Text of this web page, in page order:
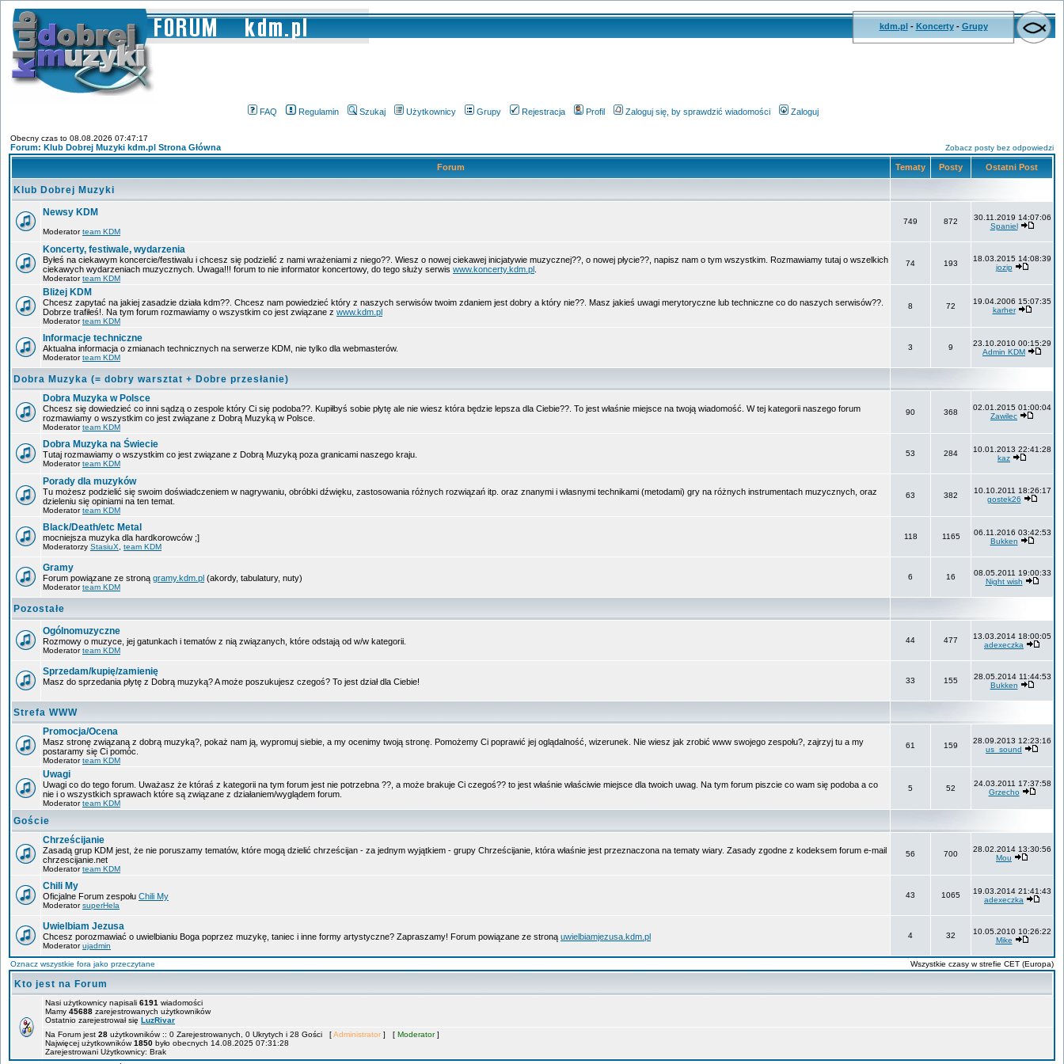
kdm.pl- Koncerty- Grupy
FAQ Regulamin Szukaj Użytkownicy Grupy Rejestracja Profil Zaloguj się, by sprawdzić wiadomości Zaloguj
Obecny czas to 08.08.2026 07:47:17
Forum: Klub Dobrej Muzyki kdm.pl Strona Główna Zobacz posty bez odpowiedzi
Forum Tematy Posty Ostatni Post
Klub Dobrej Muzyki
Newsy KDM
Moderatorteam KDM
749 872
30.11.2019 14:07:06
Spaniel
Koncerty, festiwale, wydarzenia
Byłeś na ciekawym koncercie/festiwalu i chcesz się podzielić z nami wrażeniami z niego??. Wiesz o nowej ciekawej inicjatywie muzycznej??, o nowej płycie??, napisz nam o tym wszystkim. Rozmawiamy tutaj o wszelkich
ciekawych wydarzeniach muzycznych. Uwaga!!! forum to nie informator koncertowy, do tego służy serwis www.koncerty.kdm.pl
Moderatorteam KDM
74 193
18.03.2015 14:08:39
jozip
Bliżej KDM
Chcesz zapytać na jakiej zasadzie działa kdm??. Chcesz nam powiedzieć który z naszych serwisów twoim zdaniem jest dobry a który nie??. Masz jakieś uwagi merytoryczne lub techniczne co do naszych serwisów??.
Dobrze trafiłeś!. Na tym forum rozmawiamy o wszystkim co jest związane z www.kdm.pl
Moderatorteam KDM
8 72
19.04.2006 15:07:35
karher
Informacje techniczne
Aktualna informacja o zmianach technicznych na serwerze KDM, nie tylko dla webmasterów.
Moderatorteam KDM
3 9
23.10.2010 00:15:29
Admin KDM
Dobra Muzyka (= dobry warsztat + Dobre przesłanie)
Dobra Muzyka w Polsce
Chcesz się dowiedzieć co inni sądzą o zespole który Ci się podoba??. Kupiłbyś sobie płytę ale nie wiesz która będzie lepsza dla Ciebie??. To jest właśnie miejsce na twoją wiadomość. W tej kategorii naszego forum
rozmawiamy o wszystkim co jest związane z Dobrą Muzyką w Polsce.
Moderatorteam KDM
90 368
02.01.2015 01:00:04
Zawilec
Dobra Muzyka na Świecie
Tutaj rozmawiamy o wszystkim co jest związane z Dobrą Muzyką poza granicami naszego kraju.
Moderatorteam KDM
53 284
10.01.2013 22:41:28
kaz
Porady dla muzyków
Tu możesz podzielić się swoim doświadczeniem w nagrywaniu, obróbki dźwięku, zastosowania różnych rozwiązań itp. oraz znanymi i własnymi technikami (metodami) gry na różnych instrumentach muzycznych, oraz
dzieleniu się opiniami na ten temat.
Moderatorteam KDM
63 382
10.10.2011 18:26:17
gostek26
Black/Death/etc Metal
mocniejsza muzyka dla hardkorowców ;]
Moderatorzy StasiuX team KDM
118 1165
06.11.2016 03:42:53
Bukken
Gramy
Forum powiązane ze stroną gramy.kdm.pl (akordy, tabulatury, nuty)
Moderatorteam KDM
6 16
08.05.2011 19:00:33
Night wish
Pozostałe
Ogólnomuzyczne
Rozmowy o muzyce, jej gatunkach i tematów z nią związanych, które odstają od w/w kategorii.
Moderatorteam KDM
44 477
13.03.2014 18:00:05
adexeczka
Sprzedam/kupię/zamienię
Masz do sprzedania płytę z Dobrą muzyką? A może poszukujesz czegoś? To jest dział dla Ciebie! 33 155
28.05.2014 11:44:53
Bukken
Strefa WWW
Promocja/Ocena
Masz stronę związaną z dobrą muzyką?, pokaż nam ją, wypromuj siebie, a my ocenimy twoją stronę. Pomożemy Ci poprawić jej oglądalność, wizerunek. Nie wiesz jak zrobić www swojego zespołu?, zajrzyj tu a my
postaramy się Ci pomóc.
Moderatorteam KDM
61 159
28.09.2013 12:23:16
us_sound
Uwagi
Uwagi co do tego forum. Uważasz że któraś z kategorii na tym forum jest nie potrzebna ??, a może brakuje Ci czegoś?? to jest właśnie właściwie miejsce dla twoich uwag. Na tym forum piszcie co wam się podoba a co
nie i o wszystkich sprawach które są związane z działaniem/wyglądem forum.
Moderatorteam KDM
5 52
24.03.2011 17:37:58
Grzecho
Goście
Chrześcijanie
Zasadą grup KDM jest, że nie poruszamy tematów, które mogą dzielić chrześcijan - za jednym wyjątkiem - grupy Chrześcijanie, która właśnie jest przeznaczona na tematy wiary. Zasady zgodne z kodeksem forum e-mail
chrzescijanie.net
Moderatorteam KDM
56 700
28.02.2014 13:30:56
Mou
Chili My
Oficjalne Forum zespołu Chili My
ModeratorsuperHela
43 1065
19.03.2014 21:41:43
adexeczka
Uwielbiam Jezusa
Chcesz porozmawiać o uwielbianiu Boga poprzez muzykę, taniec i inne formy artystyczne? Zapraszamy! Forum powiązane ze stroną uwielbiamjezusa.kdm.pl
Moderatorujadmin
4 32
10.05.2010 10:26:22
Mike
Oznacz wszystkie fora jako przeczytane Wszystkie czasy w strefie CET (Europa)
Kto jest na Forum
Nasi użytkownicy napisali 6191 wiadomości
Mamy 45688 zarejestrowanych użytkowników
Ostatnio zarejestrował się LuzRivar
Na Forum jest 28 użytkowników :: 0 Zarejestrowanych, 0 Ukrytych i 28 Gości [Administrator ] [ Moderator]
Najwięcej użytkowników1850 było obecnych 14.08.2025 07:31:28
Zarejestrowani Użytkownicy: Brak